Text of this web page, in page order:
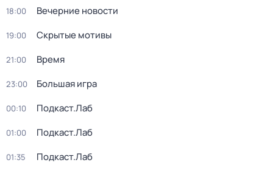
18:00 Вечерние новости
19:00 Скрытые мотивы
21:00 Время
23:00 Большая игра
00:10 Подкаст.Лаб
01:00 Подкаст.Лаб
01:35 Подкаст.Лаб